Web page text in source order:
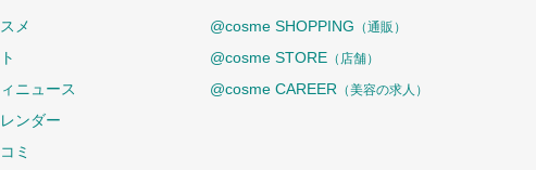
メ
ニュース
ンダー
ミ
@cosme SHOPPING （通販）
@cosme STORE （店舗）
@cosme CAREER （美容の求人）